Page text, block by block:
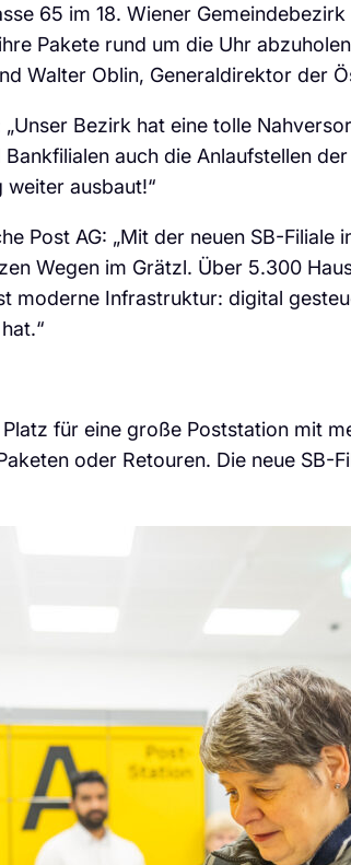
65 im 18. Wiener
Pakete rund um die Uhr
Walter Oblin, Generaldirektor der
Bezirk hat eine tolle
auch die Anlaufstellen
ausbaut!“
Post AG: „Mit der neuen SB-
Wegen im Grätzl. Über 5.300
moderne Infrastruktur: digital
für eine große Poststation mit
oder Retouren. Die neue